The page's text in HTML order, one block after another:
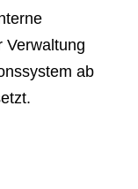
Verwaltung
ab